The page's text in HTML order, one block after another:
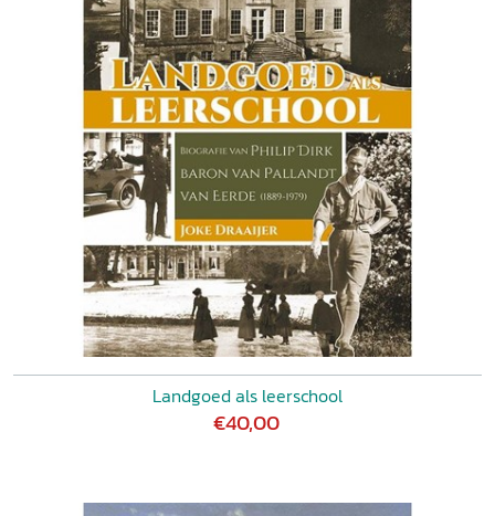
Landgoed als leerschool
€40,00